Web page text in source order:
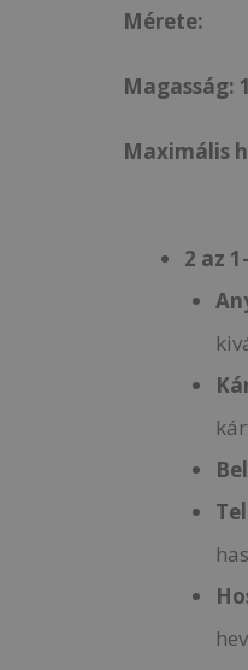
Mérete:
Magasság:
Maximális
2 az